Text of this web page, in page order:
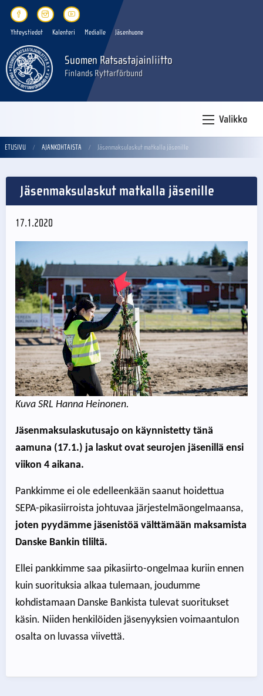
Yhteystiedot Kalenteri Medialle Jäsenhuone
Suomen Ratsastajainliitto
Finlands Ryttarförbund
Valikko
ETUSIVU AJANKOHTAISTA Jäsenmaksulaskut matkalla jäsenille
Jäsenmaksulaskut matkalla jäsenille
17.1.2020
Kuva SRL Hanna Heinonen.
Jäsenmaksulaskutusajo on käynnistetty tänä
aamuna (17.1.) ja laskut ovat seurojen jäsenillä ensi
viikon 4 aikana.
Pankkimme ei ole edelleenkään saanut hoidettua
SEPA-pikasiirroista johtuvaa järjestelmäongelmaansa,
joten pyydämme jäsenistöä välttämään maksamista
Danske Bankin tililtä.
Ellei pankkimme saa pikasiirto-ongelmaa kuriin ennen
kuin suorituksia alkaa tulemaan, joudumme
kohdistamaan Danske Bankista tulevat suoritukset
käsin. Niiden henkilöiden jäsenyyksien voimaantulon
osalta on luvassa viivettä.